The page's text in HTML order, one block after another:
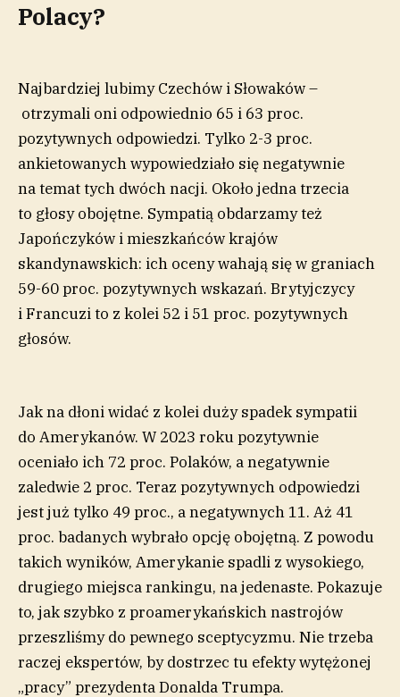
Polacy?
Najbardziej lubimy Czechów i Słowaków –
otrzymali oni odpowiednio 65 i 63 proc.
pozytywnych odpowiedzi. Tylko 2-3 proc.
ankietowanych wypowiedziało się negatywnie
na temat tych dwóch nacji. Około jedna trzecia
to głosy obojętne. Sympatią obdarzamy też
Japończyków i mieszkańców krajów
skandynawskich: ich oceny wahają się w graniach
59-60 proc. pozytywnych wskazań. Brytyjczycy
i Francuzi to z kolei 52 i 51 proc. pozytywnych
głosów.
Jak na dłoni widać z kolei duży spadek sympatii
do Amerykanów. W 2023 roku pozytywnie
oceniało ich 72 proc. Polaków, a negatywnie
zaledwie 2 proc. Teraz pozytywnych odpowiedzi
jest już tylko 49 proc., a negatywnych 11. Aż 41
proc. badanych wybrało opcję obojętną. Z powodu
takich wyników, Amerykanie spadli z wysokiego,
drugiego miejsca rankingu, na jedenaste. Pokazuje
to, jak szybko z proamerykańskich nastrojów
przeszliśmy do pewnego sceptycyzmu. Nie trzeba
raczej ekspertów, by dostrzec tu efekty wytężonej
„pracy” prezydenta Donalda Trumpa.